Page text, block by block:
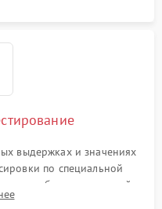
выдержках и значениях
по специальной
работы встроенной
кнопок управления.